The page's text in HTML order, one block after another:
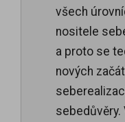
všech
nositele
a proto se
nových
sebedůvěry.